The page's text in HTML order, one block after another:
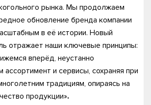
рынка. Мы продолжаем
обновление бренда компании
в её истории. Новый
отражает наши ключевые принципы:
вперёд, неустанно
ассортимент и сервисы, сохраняя при
традициям, опираясь на
продукции».